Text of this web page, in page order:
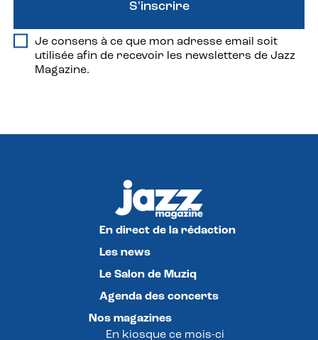
Je consens à ce que mon adresse email soit
utilisée afin de recevoir les newsletters de Jazz
Magazine.
S'inscrire
En direct de la rédaction
Les news
Le Salon de Muziq
Agenda des concerts
Nos magazines
En kiosque ce mois-ci